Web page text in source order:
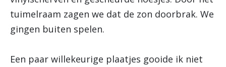
tuimelraam zagen we dat de zon doorbrak. We
gingen buiten spelen.
Een paar willekeurige plaatjes gooide ik niet